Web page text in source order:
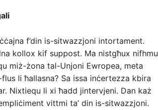
f’din is-sitwazzjoni intortament.
kollox kif suppost. Ma nistgħux nifhmu
miż-żona tal-Unjoni Ewropea, meta
li ħallasna? Sa issa inċertezza kbira
Nixtiequ li xi ħadd jintervjeni. Dan każ
vittmi ta’ din is-sitwazzjoni.